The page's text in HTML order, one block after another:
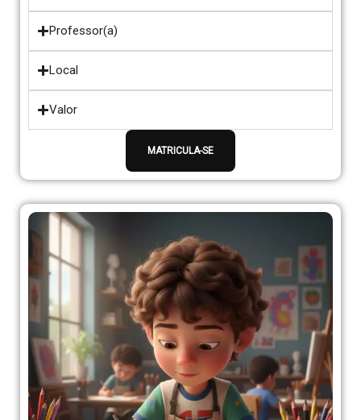
Professor(a)
Local
Valor
MATRICULA-SE